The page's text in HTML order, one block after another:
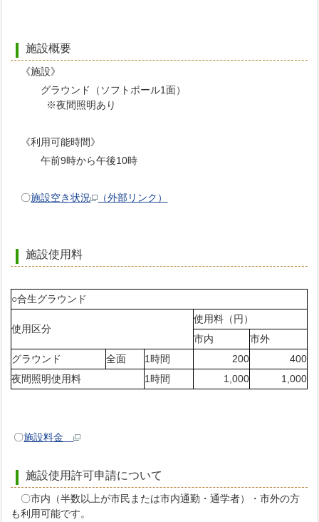
施設概要
《施設》
グラウンド（ソフトボール1面）
※夜間照明あり
《利用可能時間》
午前9時から午後10時
〇施設空き状況 （外部リンク）
施設使用料
○合生グラウンド
使用区分
使用料（円）
市内
市外
グラウンド
全面 1時間 200
400
夜間照明使用料
1時間 1,000 1,000
〇施設料金
施設使用許可申請について
〇市内（半数以上が市民または市内通勤・通学者）・市外の方
も利用可能です。